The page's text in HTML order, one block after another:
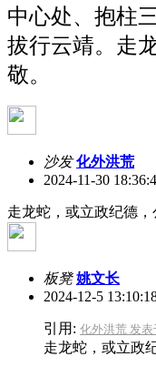
中心处、抱柱
拔行云靖。走
敬。
沙发 化外洪荒
2024-11-30
走龙蛇，或立政纪德，
板凳 姚文长
2024-12-5
引用: 化外洪荒 发表
走龙蛇，或立政